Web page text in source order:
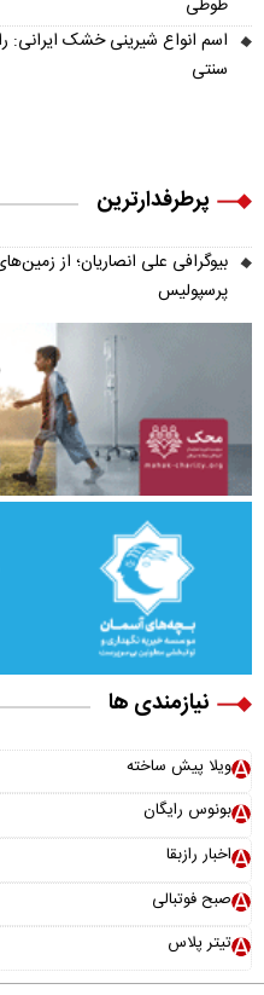
طوطی
اسم انواع شیرینی خشک ایرانی:
سنتی
پرطرفدارترین
بیوگرافی علی انصاریان؛ از
پرسپولیس
نیازمندی ها
ویلا پیش ساخته
بونوس رایگان
اخبار رازبقا
صبح فوتبالی
تیتر پلاس